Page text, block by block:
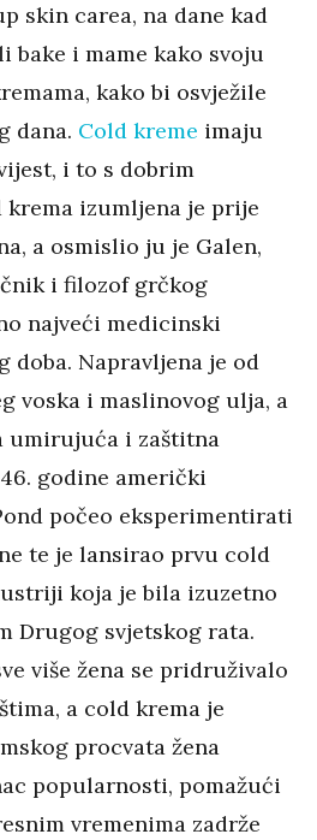
skin carea, na dane kad
bake i mame kako svoju
kako bi osvježile
dana. Cold kreme imaju
i to s dobrim
krema izumljena je prije
a osmislio ju je Galen,
i filozof grčkog
najveći medicinski
doba. Napravljena je od
voska i maslinovog ulja, a
umirujuća i zaštitna
godine američki
počeo eksperimentirati
te je lansirao prvu cold
koja je bila izuzetno
Drugog svjetskog rata.
više žena se pridruživalo
a cold krema je
procvata žena
popularnosti, pomažući
vremenima zadrže